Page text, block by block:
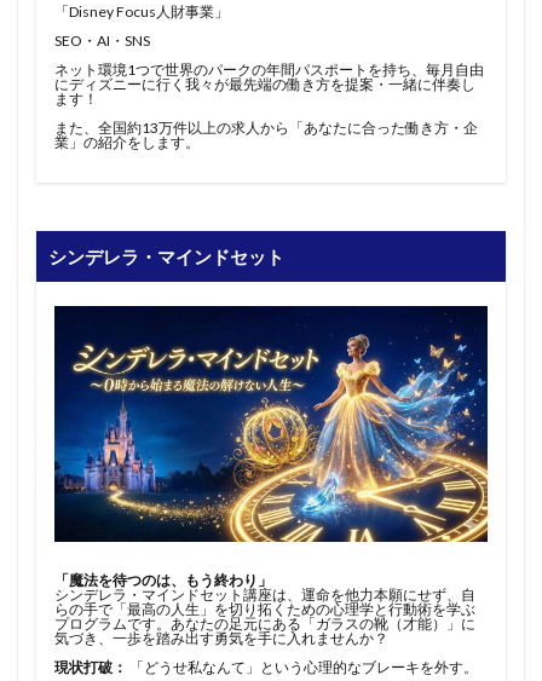
「Disney Focus人財事業」
SEO・AI・SNS
ネット環境1つで世界のパークの年間パスポートを持ち、毎月自由
にディズニーに行く我々が最先端の働き方を提案・一緒に伴奏し
ます！
また、全国約13万件以上の求人から「あなたに合った働き方・企
業」の紹介をします。
シンデレラ・マインドセット
「魔法を待つのは、もう終わり」
シンデレラ・マインドセット講座は、運命を他力本願にせず、自
らの手で「最高の人生」を切り拓くための心理学と行動術を学ぶ
プログラムです。あなたの足元にある「ガラスの靴（才能）」に
気づき、一歩を踏み出す勇気を手に入れませんか？
現状打破：
「どうせ私なんて」という心理的なブレーキを外す。